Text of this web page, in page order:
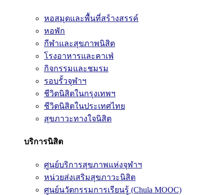
หอสมุดและพื้นที่สร้างสรรค์
หอพัก
กีฬาและสุขภาพนิสิต
โรงอาหารและคาเฟ่
กิจกรรมและชมรม
รอบรั้วจุฬาฯ
ชีวิตนิสิตในกรุงเทพฯ
ชีวิตนิสิตในประเทศไทย
สุขภาวะทางใจนิสิต
บริการนิสิต
ศูนย์บริการสุขภาพแห่งจุฬาฯ
หน่วยส่งเสริมสุขภาวะนิสิต
ศูนย์นวัตกรรมการเรียนรู้ (Chula MOOC)